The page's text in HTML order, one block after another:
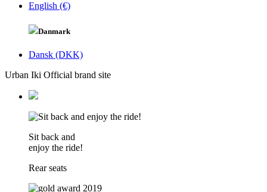
English (€)
Danmark
Dansk (DKK)
Urban Iki Official brand site
Sit back and
enjoy the ride!
Rear seats